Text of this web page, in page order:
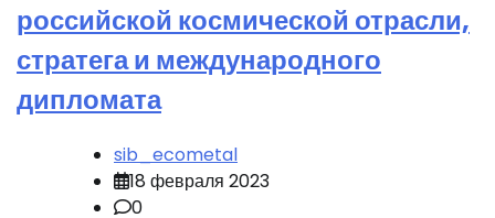
российской космической отрасли,
стратега и международного
дипломата
sib_ecometal
18 февраля 2023
0